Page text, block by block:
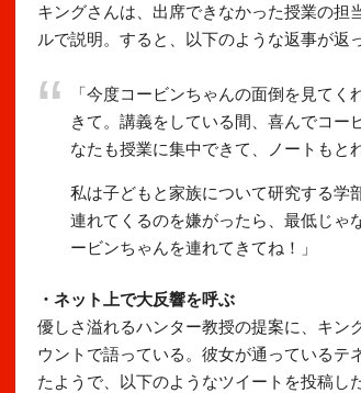
キングさんは、出席できなかった授業の担
ルで説明。すると、以下のような返事が返
「今度コービンちゃんの面倒を見て
きて。講義をしている間、喜んでコー
なたも授業に集中できて、ノートもと
私は子どもと家族について研究する学
連れてくるのを嫌がったら、最低じ
ービンちゃんを連れてきてね！」
・ネット上で大反響を呼ぶ
優しさ溢れるハンター教授の提案に、キン
ウントで語っている。彼女が通っている
たようで、以下のようなツイートを投稿した